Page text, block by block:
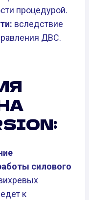
процедурой.
вследствие
ДВС.
силового
к